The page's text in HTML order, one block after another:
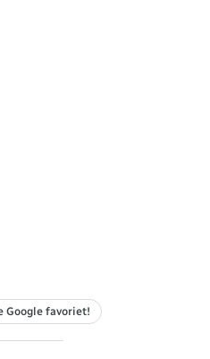
Google favoriet!